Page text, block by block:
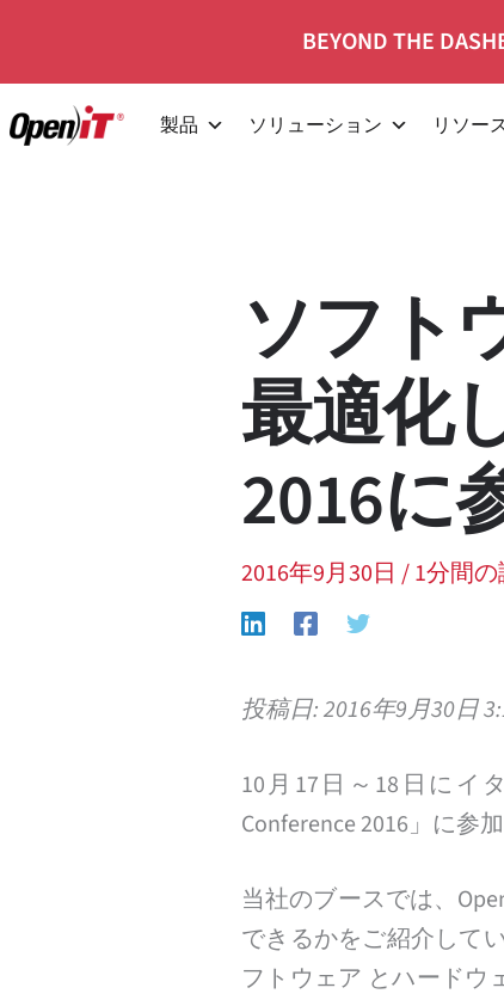
ン
BEYOND THE
製品 ソリューション リソー
ソフト
最適化
2016に
2016年9月30日 / 1分間
投稿日: 2016年9月30日
10月17日～18日にイ
Conference 2016」に参
当社のブースでは、
できるかをご紹介して
フトウェア とハードウ